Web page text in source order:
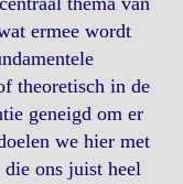
ermee wordt
theoretisch in de
geneigd om er
we hier met
die ons juist heel